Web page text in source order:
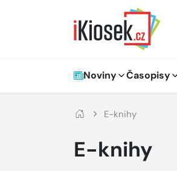
Hlavní navigace
Noviny Časopisy
E-knihy
E-knihy